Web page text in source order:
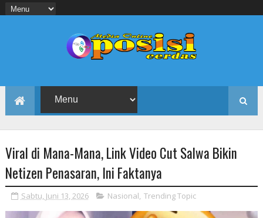
Viral di Mana-Mana, Link Video Cut Salwa Bikin
Netizen Penasaran, Ini Faktanya
Sabtu, Juni 13, 2026 Nasional, Trending Topic